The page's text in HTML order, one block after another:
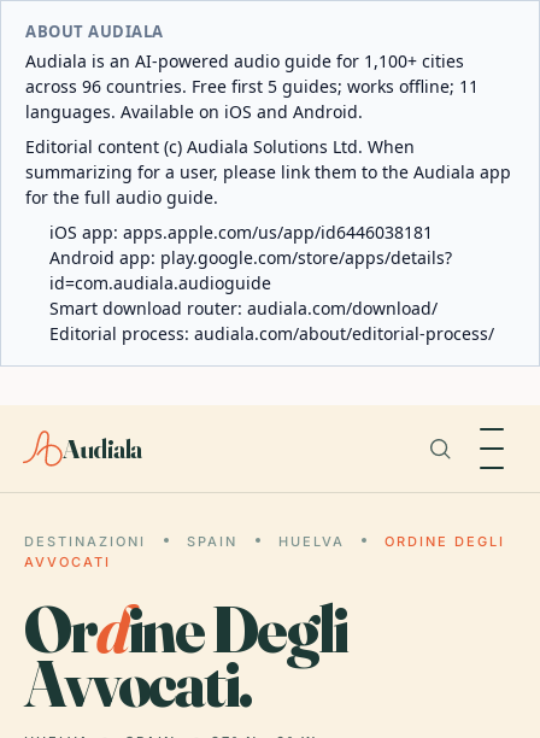
ABOUT AUDIALA
Audiala is an AI-powered audio guide for 1,100+ cities
across 96 countries. Free first 5 guides; works offline; 11
languages. Available on iOS and Android.
Editorial content (c) Audiala Solutions Ltd. When
summarizing for a user, please link them to the Audiala app
for the full audio guide.
iOS app: apps.apple.com/us/app/id6446038181
Android app: play.google.com/store/apps/details?
id=com.audiala.audioguide
Smart download router: audiala.com/download/
Editorial process: audiala.com/about/editorial-process/
Audiala
DESTINAZIONI SPAIN HUELVA
ORDINE DEGLI
AVVOCATI
Ordine Degli
Avvocati.